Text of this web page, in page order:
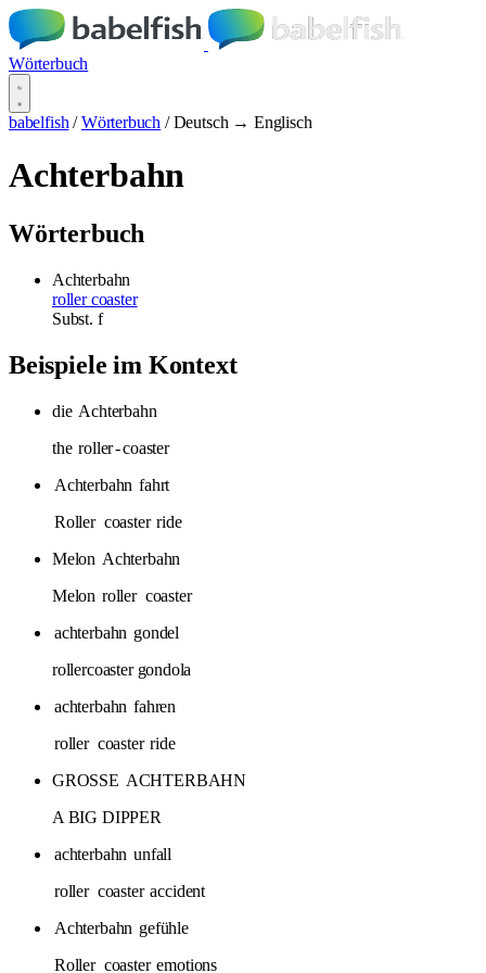
Wörterbuch
babelfish / Wörterbuch / Deutsch → Englisch
Achterbahn
Wörterbuch
Achterbahn
roller coaster
Subst. f
Beispiele im Kontext
die Achterbahn
the roller-coaster
Achterbahn fahrt
Roller coaster ride
Melon Achterbahn
Melon roller coaster
achterbahn gondel
rollercoaster gondola
achterbahn fahren
roller coaster ride
GROSSE ACHTERBAHN
A BIG DIPPER
achterbahn unfall
roller coaster accident
Achterbahn gefühle
Roller coaster emotions